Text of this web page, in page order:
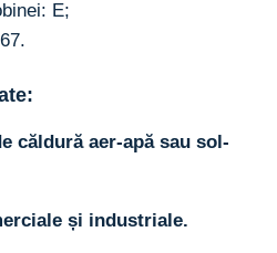
E;
căldură aer-apă sau sol-
și industriale.